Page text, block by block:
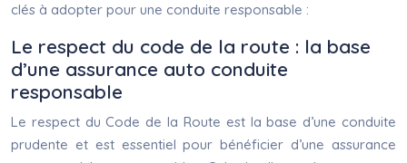
clés à adopter pour une conduite responsable :
Le respect du code de la route : la base
d’une assurance auto conduite
responsable
Le respect du Code de la Route est la base d’une conduite
prudente et est essentiel pour bénéficier d’une assurance